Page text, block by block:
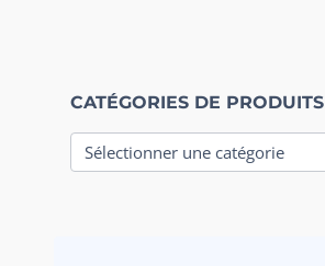
CATÉGORIES DE PRODUITS